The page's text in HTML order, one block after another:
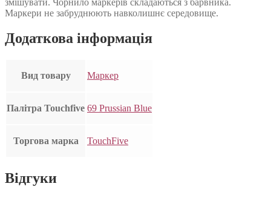
Маркери не забруднюють навколишнє середовище.
Додаткова інформація
Вид товару Маркер
Палітра Touchfive 69 Prussian Blue
Торгова марка TouchFive
Відгуки